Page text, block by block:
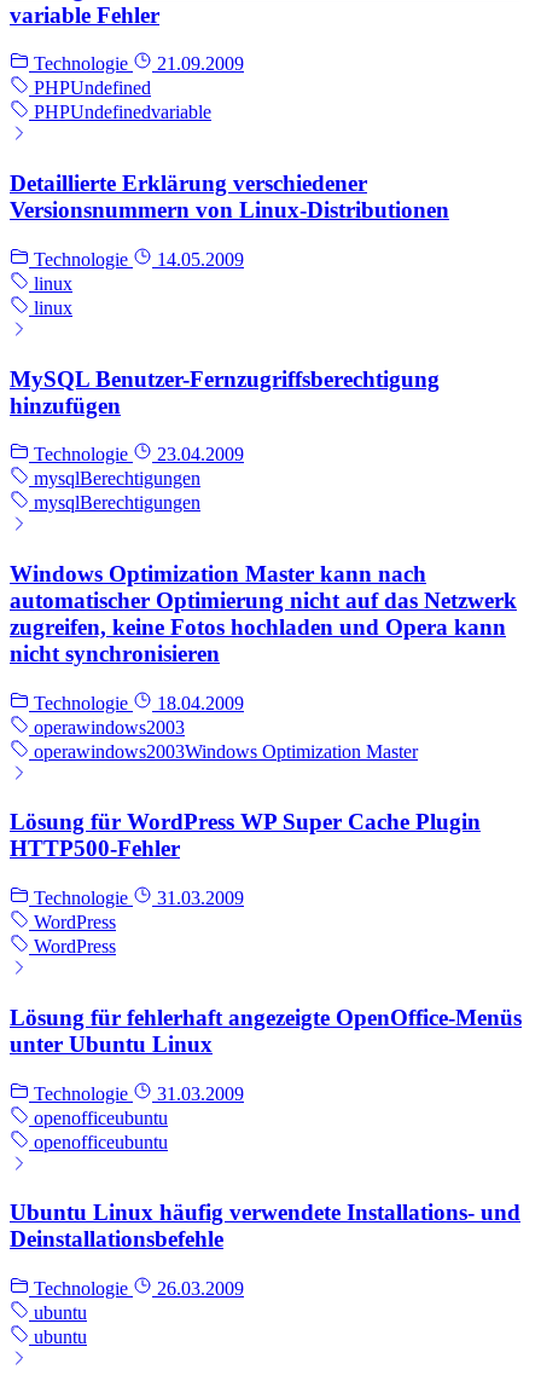
variable Fehler
Technologie
21.09.2009
PHPUndefined
PHPUndefinedvariable
Detaillierte Erklärung verschiedener
Versionsnummern von Linux-Distributionen
Technologie
14.05.2009
linux
linux
MySQL Benutzer-Fernzugriffsberechtigung
hinzufügen
Technologie
23.04.2009
mysqlBerechtigungen
mysqlBerechtigungen
Windows Optimization Master kann nach
automatischer Optimierung nicht auf das Netzwerk
zugreifen, keine Fotos hochladen und Opera kann
nicht synchronisieren
Technologie
18.04.2009
operawindows2003
operawindows2003Windows Optimization Master
Lösung für WordPress WP Super Cache Plugin
HTTP500-Fehler
Technologie
31.03.2009
WordPress
WordPress
Lösung für fehlerhaft angezeigte OpenOffice-Menüs
unter Ubuntu Linux
Technologie
31.03.2009
openofficeubuntu
openofficeubuntu
Ubuntu Linux häufig verwendete Installations- und
Deinstallationsbefehle
Technologie
26.03.2009
ubuntu
ubuntu